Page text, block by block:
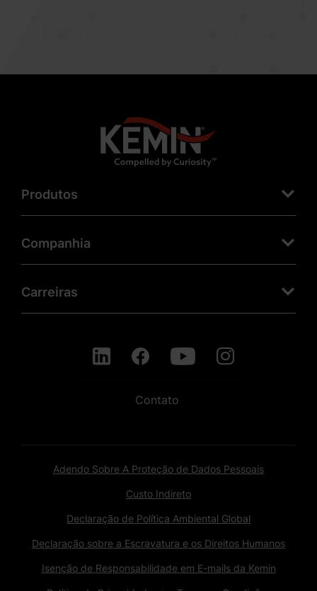
Produtos
Companhia
Carreiras
Contato
Adendo Sobre A Proteção de Dados Pessoais
Custo Indireto
Declaração de Política Ambiental Global
Declaração sobre a Escravatura e os Direitos Humanos
Isenção de Responsabilidade em E-mails da Kemin